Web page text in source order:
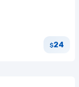
$24